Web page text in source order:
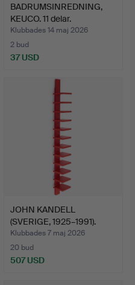
BADRUMSINREDNING,
KEUCO. 11 delar.
Klubbades 14 maj 2026
2 bud
37 USD
JOHN KANDELL
(SVERIGE, 1925–1991).
"Pilast…
Klubbades 7 maj 2026
20 bud
507 USD